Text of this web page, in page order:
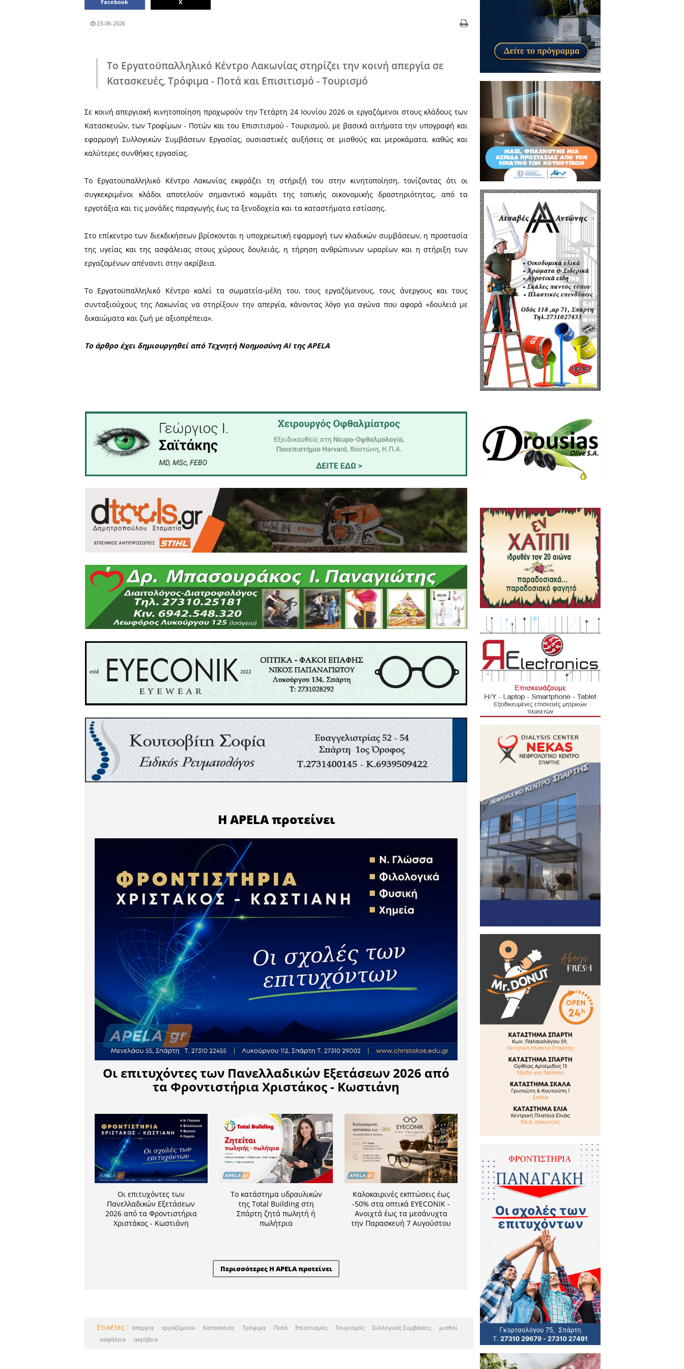
Facebook Χ
23-06-2026
Το Εργατοϋπαλληλικό Κέντρο Λακωνίας στηρίζει την κοινή απεργία σε
Σε κοινή απεργιακή κινητοποίηση προχωρούν την Τετάρτη 24 Ιουνίου 2026 οι εργαζόμενοι στους κλάδους των
Κατασκευών, των Τροφίμων - Ποτών και του Επισιτισμού - Τουρισμού, με βασικά αιτήματα την υπογραφή και
εφαρμογή Συλλογικών Συμβάσεων Εργασίας, ουσιαστικές αυξήσεις σε μισθούς και μεροκάματα, καθώς και
καλύτερες συνθήκες εργασίας.
Το Εργατοϋπαλληλικό Κέντρο Λακωνίας εκφράζει τη στήριξή του στην κινητοποίηση, τονίζοντας ότι οι
συγκεκριμένοι κλάδοι αποτελούν σημαντικό κομμάτι της τοπικής οικονομικής δραστηριότητας, από τα
εργοτάξια και τις μονάδες παραγωγής έως τα ξενοδοχεία και τα καταστήματα εστίασης.
Στο επίκεντρο των διεκδικήσεων βρίσκονται η υποχρεωτική εφαρμογή των κλαδικών συμβάσεων, η προστασία
της υγείας και της ασφάλειας στους χώρους δουλειάς, η τήρηση ανθρώπινων ωραρίων και η στήριξη των
εργαζομένων απέναντι στην ακρίβεια.
Το Εργατοϋπαλληλικό Κέντρο καλεί τα σωματεία-μέλη του, τους εργαζόμενους, τους άνεργους και τους
συνταξιούχους της Λακωνίας να στηρίξουν την απεργία, κάνοντας λόγο για αγώνα που αφορά «δουλειά με
δικαιώματα και ζωή με αξιοπρέπεια».
Η APELA προτείνει